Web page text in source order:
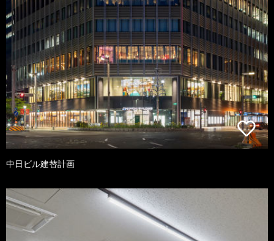
中日ビル建替計画